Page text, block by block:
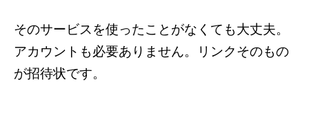
そのサービスを使ったことがなくても大丈夫。
アカウントも必要ありません。リンクそのもの
が招待状です。